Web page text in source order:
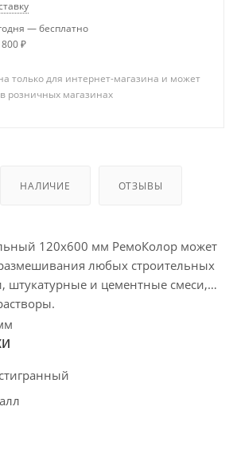
— бесплатно
₽
только для интернет-магазина и может
розничных магазинах
НАЛИЧИЕ ОТЗЫВЫ
120х600 мм РемоКолор может
любых строительных
штукатурные и цементные смеси,